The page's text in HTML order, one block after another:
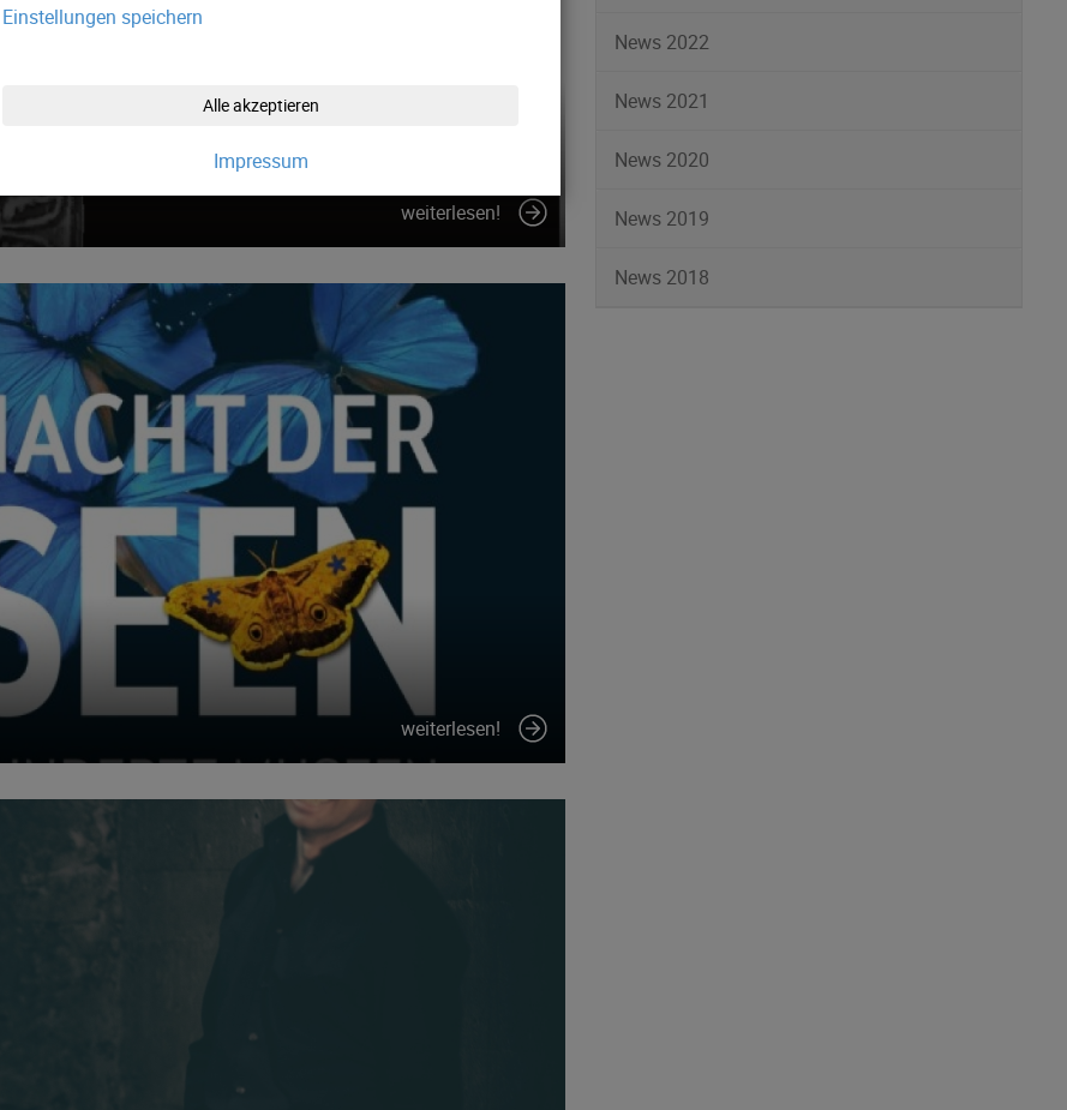
weiterlesen!
weiterlesen!
News 2022
News 2021
News 2020
News 2019
News 2018
Einstellungen speichern
Alle akzeptieren
Impressum